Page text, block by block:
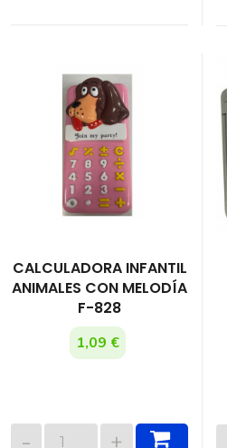
CALCULADORA INFANTIL
ANIMALES CON MELODÍA
F-828
1,09 €